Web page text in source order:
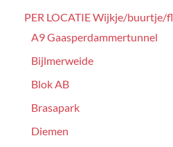
PER LOCATIE Wijkje/buurtje/
A9 Gaasperdammertunnel
Bijlmerweide
Blok AB
Brasapark
Diemen